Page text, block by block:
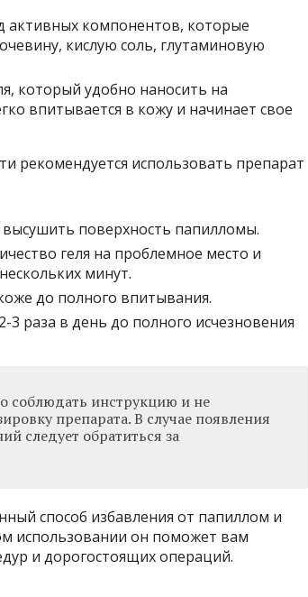
активных компонентов, которые
кислую соль, глутаминовую
который удобно наносить на
впитывается в кожу и начинает свое
рекомендуется использовать препарат
поверхность папилломы.
геля на проблемное место и
минут.
до полного впитывания.
раза в день до полного исчезновения
соблюдать инструкцию и не
препарата. В случае появления
следует обратиться за
способ избавления от папиллом и
использовании он поможет вам
и дорогостоящих операций.